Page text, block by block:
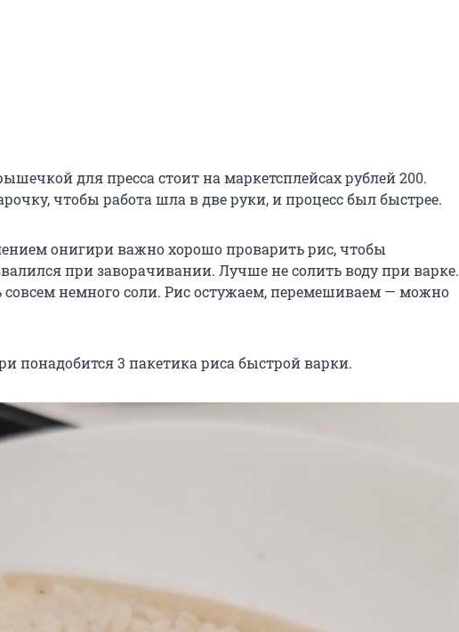
для пресса стоит на маркетсплейсах рублей 200.
чтобы работа шла в две руки, и процесс был быстрее.
онигири важно хорошо проварить рис, чтобы
при заворачивании. Лучше не солить воду при варке.
немного соли. Рис остужаем, перемешиваем — можно
понадобится 3 пакетика риса быстрой варки.